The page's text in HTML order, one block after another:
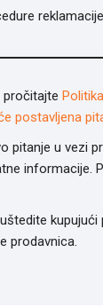
pročitajte
postavljena
pitanje u vezi
informacije.
prodavnica.